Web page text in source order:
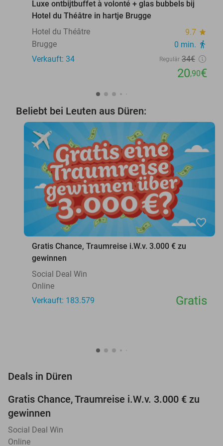
Luxe ontbijtbuffet à volonté + glas bubbels bij
Hotel du Théâtre in hartje Brugge
Hotel du Théâtre
9.7 star
Brugge 0 min. directions_walk
Verkauft: 34 Regulär 34€
20,90€
Beliebt bei Leuten aus Düren:
favorite_border
Gratis Chance, Traumreise i.W.v. 3.000 € zu
gewinnen
Social Deal Win
Online
Verkauft: 183.579
Gratis
Deals in Düren
Gratis Chance, Traumreise i.W.v. 3.000 € zu
gewinnen
Social Deal Win
Online